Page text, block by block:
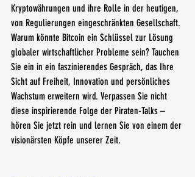
Kryptowährungen und ihre Rolle in der heutigen,
von Regulierungen eingeschränkten Gesellschaft.
Warum könnte Bitcoin ein Schlüssel zur Lösung
globaler wirtschaftlicher Probleme sein? Tauchen
Sie ein in ein faszinierendes Gespräch, das Ihre
Sicht auf Freiheit, Innovation und persönliches
Wachstum erweitern wird. Verpassen Sie nicht
diese inspirierende Folge der Piraten-Talks –
hören Sie jetzt rein und lernen Sie von einem der
visionärsten Köpfe unserer Zeit.